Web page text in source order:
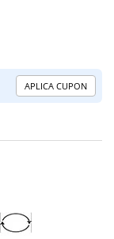
APLICA CUPON